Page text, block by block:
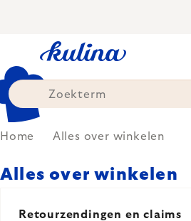
Home Alles over winkelen
Alles over winkelen
Retourzendingen en claims